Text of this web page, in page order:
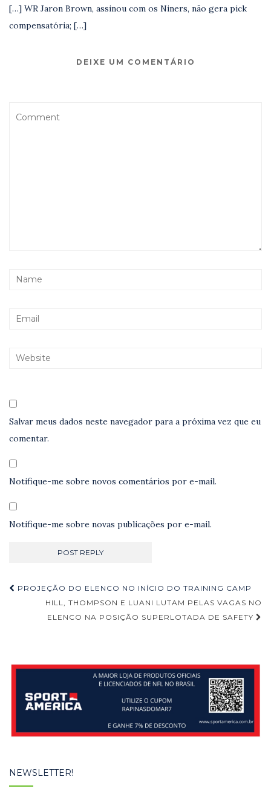
[…] WR Jaron Brown, assinou com os Niners, não gera pick
compensatória; […]
DEIXE UM COMENTÁRIO
Salvar meus dados neste navegador para a próxima vez que eu
comentar.
Notifique-me sobre novos comentários por e-mail.
Notifique-me sobre novas publicações por e-mail.
Navegação
PROJEÇÃO DO ELENCO NO INÍCIO DO TRAINING CAMP
HILL, THOMPSON E LUANI LUTAM PELAS VAGAS NO
ELENCO NA POSIÇÃO SUPERLOTADA DE SAFETY
NEWSLETTER!